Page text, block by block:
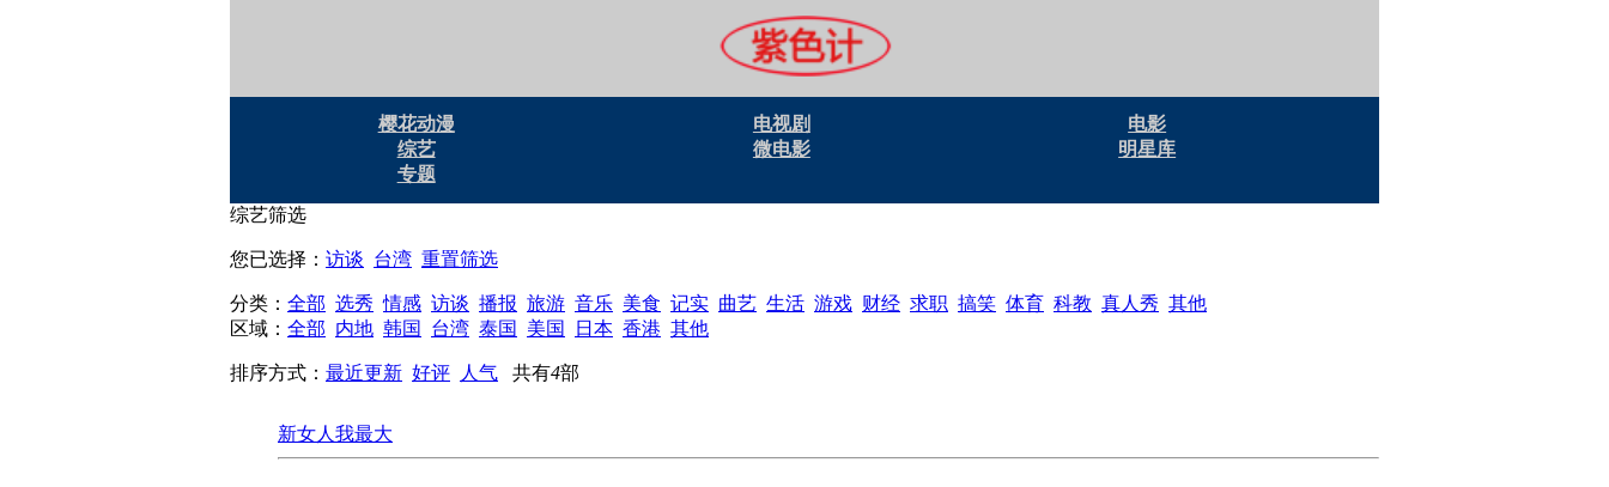
樱花动漫 电视剧
电影
综艺
微电影
明星库
专题
综艺筛选
您已选择： 访谈 台湾 重置筛选
分类： 全部 选秀 情感 访谈 播报 旅游 音乐 美食 记实 曲艺 生活 游戏 财经 求职 搞笑 体育 科教 真人秀 其他
区域： 全部 内地 韩国 台湾 泰国 美国 日本 香港 其他
排序方式： 最近更新 好评 人气 共有4部
新女人我最大